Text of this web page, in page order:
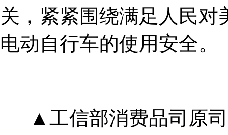
关，紧紧围绕满足人民
电动自行车的使用安全。
▲工信部消费品司原